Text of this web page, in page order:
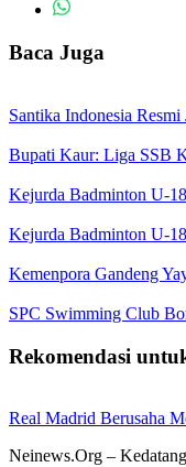
Baca Juga
Santika Indonesia
Bupati Kaur: Liga SSB
Kejurda Badminton U-
Kejurda Badminton U-
Kemenpora Gandeng
SPC Swimming Club
Rekomendasi
Real Madrid Berusaha
Neinews.Org –